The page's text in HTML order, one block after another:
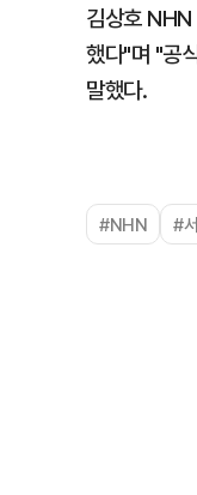
김상호 NHN
했다"며 "공
말했다.
#NHN #